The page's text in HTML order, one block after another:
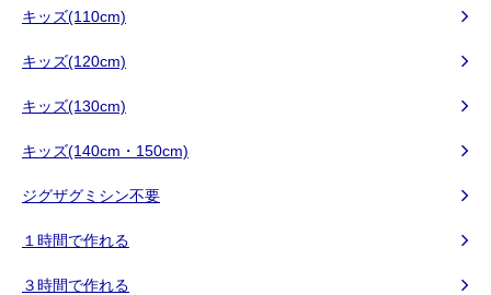
キッズ(110cm)
キッズ(120cm)
キッズ(130cm)
キッズ(140cm・150cm)
ジグザグミシン不要
１時間で作れる
３時間で作れる